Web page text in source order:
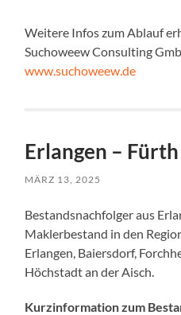
Weitere Infos zum Ablauf
Suchoweew Consulting
www.suchoweew.de
Erlangen –
MÄRZ 13, 2025
Bestandsnachfolger aus
Maklerbestand in den
Erlangen, Baiersdorf,
Höchstadt an der Aisch.
Kurzinformation zum